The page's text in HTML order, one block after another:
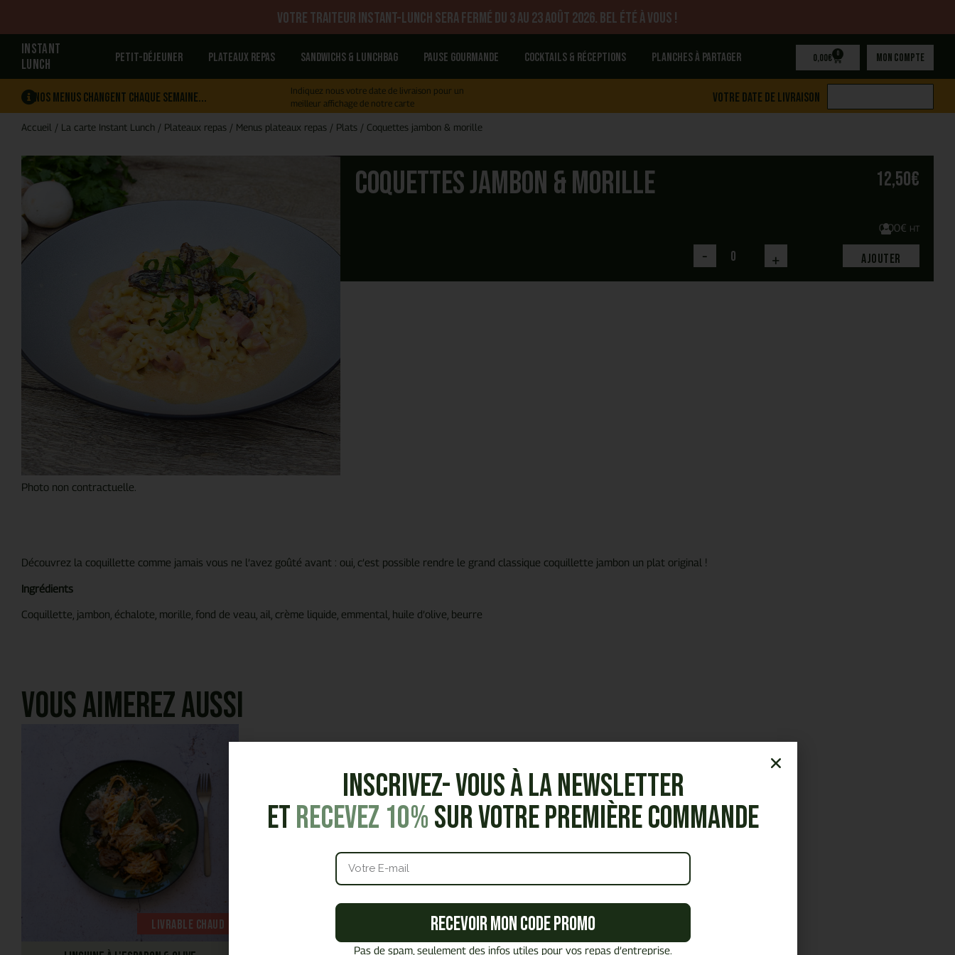
Votre traiteur Instant-Lunch sera fermé du 3 au 23 août 2026. Bel été à vous !
INSTANT
LUNCH
Petit-déjeuner Plateaux repas Sandwichs & Lunchbag Pause gourmande Cocktails & réceptions Planches à partager 0,00€ 0 Mon compte
Nos menus changent chaque semaine...
Indiquez nous votre date de livraison pour un
meilleur affichage de notre carte
Votre date de livraison
Accueil / La carte Instant Lunch / Plateaux repas / Menus plateaux repas / Plats / Coquettes jambon & morille
Photo non contractuelle.
Coquettes jambon & morille 12,50€
0,00€ HT
- + Ajouter
Découvrez la coquillette comme jamais vous ne l’avez goûté avant : oui, c’est possible rendre le grand classique coquillette jambon un plat original !
Ingrédients
Coquillette, jambon, échalote, morille, fond de veau, ail, crème liquide, emmental, huile d’olive, beurre
Vous aimerez aussi
Livrable chaud
Inscrivez- vous à la Newsletter
etRecevez 10%sur votre première commande
Recevoir mon code promo
Pas de spam, seulement des infos utiles pour vos repas d’entreprise.